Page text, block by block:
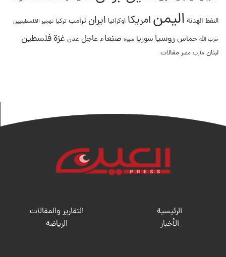
النفط الهدنة اليمنامريكا اوكرانيا ايران ترامب تركيا تهجير الفلسطينيين
حزب الله حماس روسيا سوريا شبوة صنعاء عاجل عدن غزةفلسطين
لبنان مارب مصر مقالات
الرئيسية
الأخبار
التقارير والمقالات
الریاضة